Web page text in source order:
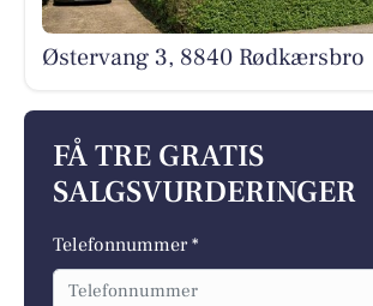
Østervang 3, 8840 Rødkærsbro
FÅ TRE GRATIS
SALGSVURDERINGER
Telefonnummer *